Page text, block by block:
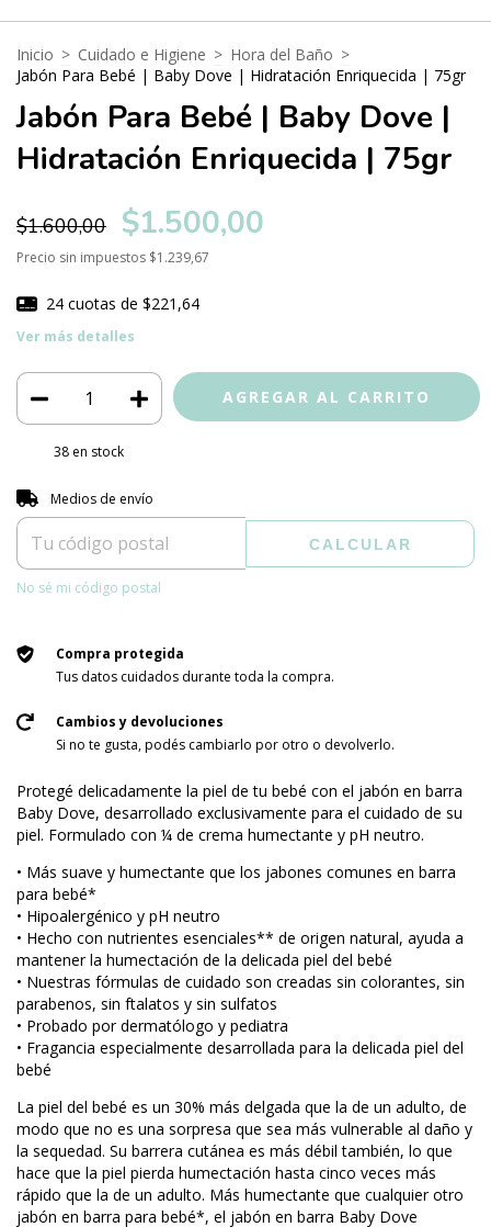
Inicio > Cuidado e Higiene > Hora del Baño >
Jabón Para Bebé | Baby Dove | Hidratación Enriquecida | 75gr
Jabón Para Bebé | Baby Dove |
Hidratación Enriquecida | 75gr
$1.600,00 $1.500,00
Precio sin impuestos $1.239,67
24 cuotas de $221,64
Ver más detalles
38 en stock
Entregas para el CP:
Medios de envío
CALCULAR
No sé mi código postal
Compra protegida
Tus datos cuidados durante toda la compra.
Cambios y devoluciones
Si no te gusta, podés cambiarlo por otro o devolverlo.
Protegé delicadamente la piel de tu bebé con el jabón en barra
Baby Dove, desarrollado exclusivamente para el cuidado de su
piel. Formulado con ¼ de crema humectante y pH neutro.
• Más suave y humectante que los jabones comunes en barra
para bebé*
• Hipoalergénico y pH neutro
• Hecho con nutrientes esenciales** de origen natural, ayuda a
mantener la humectación de la delicada piel del bebé
• Nuestras fórmulas de cuidado son creadas sin colorantes, sin
parabenos, sin ftalatos y sin sulfatos
• Probado por dermatólogo y pediatra
• Fragancia especialmente desarrollada para la delicada piel del
bebé
La piel del bebé es un 30% más delgada que la de un adulto, de
modo que no es una sorpresa que sea más vulnerable al daño y
la sequedad. Su barrera cutánea es más débil también, lo que
hace que la piel pierda humectación hasta cinco veces más
rápido que la de un adulto. Más humectante que cualquier otro
jabón en barra para bebé*, el jabón en barra Baby Dove